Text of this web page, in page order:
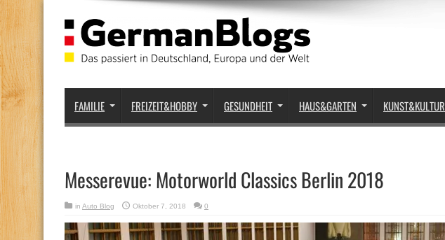
FAMILIE FREIZEIT&HOBBY GESUNDHEIT HAUS&GARTEN KUNST&KULTUR
Messerevue: Motorworld Classics Berlin 2018
in Auto Blog Oktober 7, 2018 0